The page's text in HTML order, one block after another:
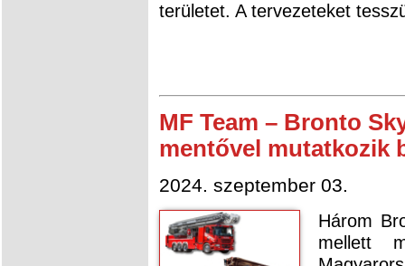
területet. A tervezeteket
MF Team – Bronto
mentővel mutatkozik
2024. szeptember 03.
Három
mellett